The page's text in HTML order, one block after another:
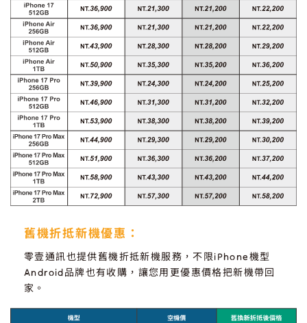
舊機折抵新機優惠：
零壹通訊也提供舊機折抵新機服務，不限iPhone機型
Android品牌也有收購，讓您用更優惠價格把新機帶回
家。